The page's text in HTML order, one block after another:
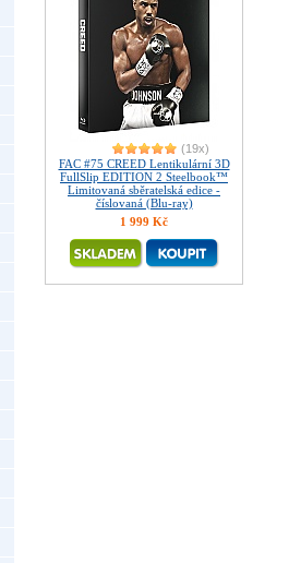
(19x)
FAC #75 CREED Lentikulární 3D
FullSlip EDITION 2 Steelbook™
Limitovaná sběratelská edice -
číslovaná (Blu-ray)
1 999 Kč